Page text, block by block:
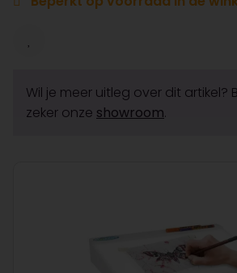
Wil je meer uitleg over dit artikel?
zeker onze showroom.